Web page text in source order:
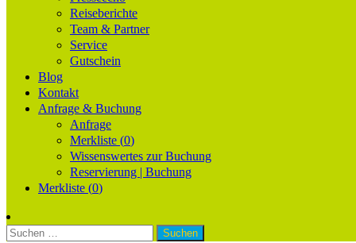
Reiseberichte
Team & Partner
Service
Gutschein
Blog
Kontakt
Anfrage & Buchung
Anfrage
Merkliste (0)
Wissenswertes zur Buchung
Reservierung | Buchung
Merkliste (0)
Suchen